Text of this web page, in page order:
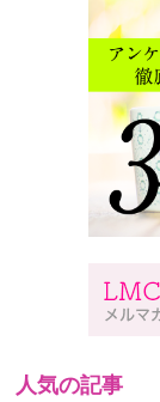
人気の記事